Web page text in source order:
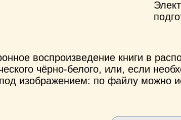
воспроизведение книги в
чёрно-белого, или, если
изображением: по файлу можно